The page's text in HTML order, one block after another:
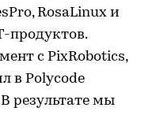
RosaLinux и
продуктов.
с PixRobotics,
в Polycode
результате мы